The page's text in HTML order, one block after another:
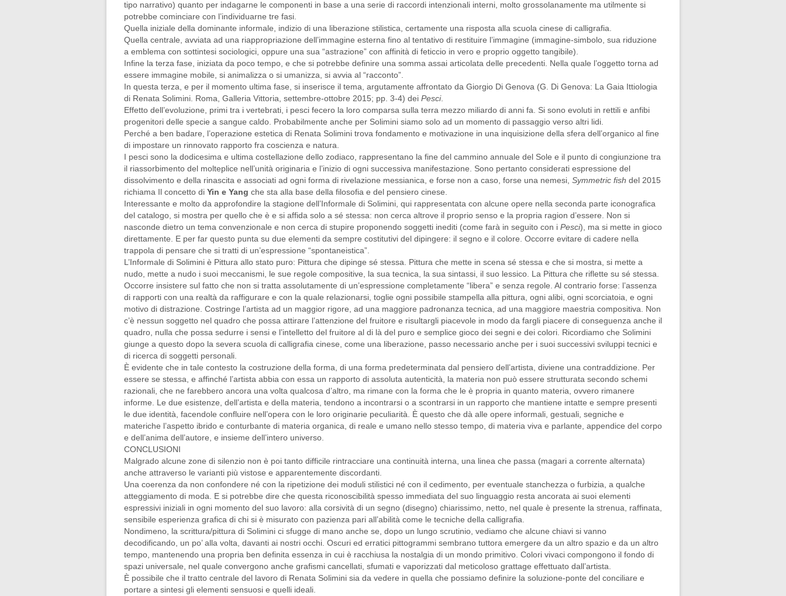
tipo narrativo) quanto per indagarne le componenti in base a una serie di raccordi intenzionali interni, molto grossolanamente ma utilmente si
potrebbe cominciare con l’individuarne tre fasi.
Quella iniziale della dominante informale, indizio di una liberazione stilistica, certamente una risposta alla scuola cinese di calligrafia.
Quella centrale, avviata ad una riappropriazione dell’immagine esterna fino al tentativo di restituire l’immagine (immagine-simbolo, sua riduzione
a emblema con sottintesi sociologici, oppure una sua “astrazione” con affinità di feticcio in vero e proprio oggetto tangibile).
Infine la terza fase, iniziata da poco tempo, e che si potrebbe definire una somma assai articolata delle precedenti. Nella quale l’oggetto torna ad
essere immagine mobile, si animalizza o si umanizza, si avvia al “racconto”.
In questa terza, e per il momento ultima fase, si inserisce il tema, argutamente affrontato da Giorgio Di Genova (G. Di Genova: La Gaia Ittiologia
di Renata Solimini. Roma, Galleria Vittoria, settembre-ottobre 2015; pp. 3-4) dei Pesci.
Effetto dell’evoluzione, primi tra i vertebrati, i pesci fecero la loro comparsa sulla terra mezzo miliardo di anni fa. Si sono evoluti in rettili e anfibi
progenitori delle specie a sangue caldo. Probabilmente anche per Solimini siamo solo ad un momento di passaggio verso altri lidi.
Perché a ben badare, l’operazione estetica di Renata Solimini trova fondamento e motivazione in una inquisizione della sfera dell’organico al fine
di impostare un rinnovato rapporto fra coscienza e natura.
I pesci sono la dodicesima e ultima costellazione dello zodiaco, rappresentano la fine del cammino annuale del Sole e il punto di congiunzione tra
il riassorbimento del molteplice nell’unità originaria e l’inizio di ogni successiva manifestazione. Sono pertanto considerati espressione del
dissolvimento e della rinascita e associati ad ogni forma di rivelazione messianica, e forse non a caso, forse una nemesi, Symmetric fish del 2015
richiama Il concetto di Yin e Yang che sta alla base della filosofia e del pensiero cinese.
Interessante e molto da approfondire la stagione dell’Informale di Solimini, qui rappresentata con alcune opere nella seconda parte iconografica
del catalogo, si mostra per quello che è e si affida solo a sé stessa: non cerca altrove il proprio senso e la propria ragion d’essere. Non si
nasconde dietro un tema convenzionale e non cerca di stupire proponendo soggetti inediti (come farà in seguito con i Pesci), ma si mette in gioco
direttamente. E per far questo punta su due elementi da sempre costitutivi del dipingere: il segno e il colore. Occorre evitare di cadere nella
trappola di pensare che si tratti di un’espressione “spontaneistica”.
L’Informale di Solimini è Pittura allo stato puro: Pittura che dipinge sé stessa. Pittura che mette in scena sé stessa e che si mostra, si mette a
nudo, mette a nudo i suoi meccanismi, le sue regole compositive, la sua tecnica, la sua sintassi, il suo lessico. La Pittura che riflette su sé stessa.
Occorre insistere sul fatto che non si tratta assolutamente di un’espressione completamente “libera” e senza regole. Al contrario forse: l’assenza
di rapporti con una realtà da raffigurare e con la quale relazionarsi, toglie ogni possibile stampella alla pittura, ogni alibi, ogni scorciatoia, e ogni
motivo di distrazione. Costringe l’artista ad un maggior rigore, ad una maggiore padronanza tecnica, ad una maggiore maestria compositiva. Non
c’è nessun soggetto nel quadro che possa attirare l’attenzione del fruitore e risultargli piacevole in modo da fargli piacere di conseguenza anche il
quadro, nulla che possa sedurre i sensi e l’intelletto del fruitore al di là del puro e semplice gioco dei segni e dei colori. Ricordiamo che Solimini
giunge a questo dopo la severa scuola di calligrafia cinese, come una liberazione, passo necessario anche per i suoi successivi sviluppi tecnici e
di ricerca di soggetti personali.
È evidente che in tale contesto la costruzione della forma, di una forma predeterminata dal pensiero dell’artista, diviene una contraddizione. Per
essere se stessa, e affinché l’artista abbia con essa un rapporto di assoluta autenticità, la materia non può essere strutturata secondo schemi
razionali, che ne farebbero ancora una volta qualcosa d’altro, ma rimane con la forma che le è propria in quanto materia, ovvero rimanere
informe. Le due esistenze, dell’artista e della materia, tendono a incontrarsi o a scontrarsi in un rapporto che mantiene intatte e sempre presenti
le due identità, facendole confluire nell’opera con le loro originarie peculiarità. È questo che dà alle opere informali, gestuali, segniche e
materiche l’aspetto ibrido e conturbante di materia organica, di reale e umano nello stesso tempo, di materia viva e parlante, appendice del corpo
e dell’anima dell’autore, e insieme dell’intero universo.
CONCLUSIONI
Malgrado alcune zone di silenzio non è poi tanto difficile rintracciare una continuità interna, una linea che passa (magari a corrente alternata)
anche attraverso le varianti più vistose e apparentemente discordanti.
Una coerenza da non confondere né con la ripetizione dei moduli stilistici né con il cedimento, per eventuale stanchezza o furbizia, a qualche
atteggiamento di moda. E si potrebbe dire che questa riconoscibilità spesso immediata del suo linguaggio resta ancorata ai suoi elementi
espressivi iniziali in ogni momento del suo lavoro: alla corsività di un segno (disegno) chiarissimo, netto, nel quale è presente la strenua, raffinata,
sensibile esperienza grafica di chi si è misurato con pazienza pari all’abilità come le tecniche della calligrafia.
Nondimeno, la scrittura/pittura di Solimini ci sfugge di mano anche se, dopo un lungo scrutinio, vediamo che alcune chiavi si vanno
decodificando, un po’ alla volta, davanti ai nostri occhi. Oscuri ed erratici pittogrammi sembrano tuttora emergere da un altro spazio e da un altro
tempo, mantenendo una propria ben definita essenza in cui è racchiusa la nostalgia di un mondo primitivo. Colori vivaci compongono il fondo di
spazi universale, nel quale convergono anche grafismi cancellati, sfumati e vaporizzati dal meticoloso grattage effettuato dall’artista.
È possibile che il tratto centrale del lavoro di Renata Solimini sia da vedere in quella che possiamo definire la soluzione-ponte del conciliare e
portare a sintesi gli elementi sensuosi e quelli ideali.